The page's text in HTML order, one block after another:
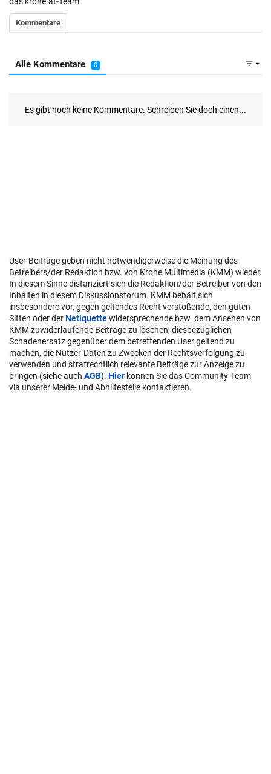
User-Beiträge geben nicht notwendigerweise die Meinung des
Betreibers/der Redaktion bzw. von Krone Multimedia (KMM) wieder.
In diesem Sinne distanziert sich die Redaktion/der Betreiber von den
Inhalten in diesem Diskussionsforum. KMM behält sich
insbesondere vor, gegen geltendes Recht verstoßende, den guten
Sitten oder derNetiquettewidersprechende bzw. dem Ansehen von
KMM zuwiderlaufende Beiträge zu löschen, diesbezüglichen
Schadenersatz gegenüber dem betreffenden User geltend zu
machen, die Nutzer-Daten zu Zwecken der Rechtsverfolgung zu
verwenden und strafrechtlich relevante Beiträge zur Anzeige zu
bringen (siehe auch AGB). Hier können Sie das Community-Team
via unserer Melde- und Abhilfestelle kontaktieren.